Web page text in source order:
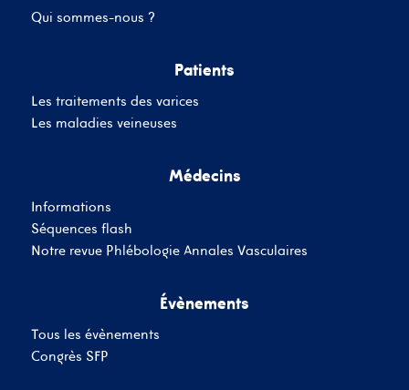
Qui sommes-nous ?
Patients
Les traitements des varices
Les maladies veineuses
Médecins
Informations
Séquences flash
Notre revue Phlébologie Annales Vasculaires
Évènements
Tous les évènements
Congrès SFP
Se souvenir de moi
SE CONNECTER
Inscrivez-Vous